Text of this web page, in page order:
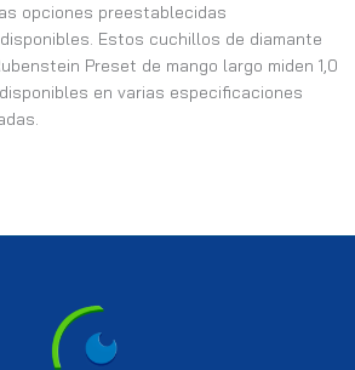
opciones preestablecidas
Estos cuchillos de diamante
Preset de mango largo miden 1,0
en varias especificaciones